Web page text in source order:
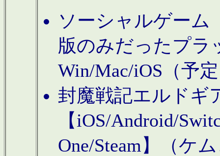
ソーシャルゲーム
版のみだったプラ
Win/Mac/iOS（予
封魔戦記エルドギ
【iOS/Android/
One/Steam】（ケ